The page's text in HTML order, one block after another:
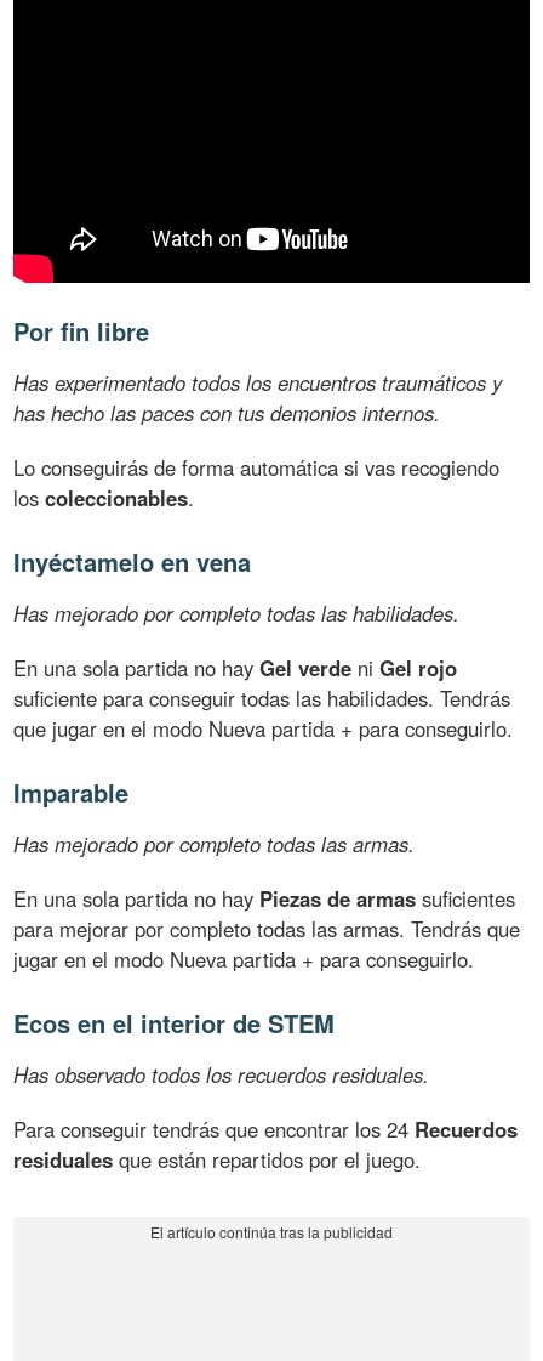
Por fin libre
Has experimentado todos los encuentros traumáticos y
has hecho las paces con tus demonios internos.
Lo conseguirás de forma automática si vas recogiendo
loscoleccionables.
Inyéctamelo en vena
Has mejorado por completo todas las habilidades.
En una sola partida no hayGel verde niGel rojo
suficiente para conseguir todas las habilidades. Tendrás
que jugar en el modo Nueva partida + para conseguirlo.
Imparable
Has mejorado por completo todas las armas.
En una sola partida no hay Piezas de armas suficientes
para mejorar por completo todas las armas. Tendrás que
jugar en el modo Nueva partida + para conseguirlo.
Ecos en el interior de STEM
Has observado todos los recuerdos residuales.
Para conseguir tendrás que encontrar los 24 Recuerdos
residuales que están repartidos por el juego.